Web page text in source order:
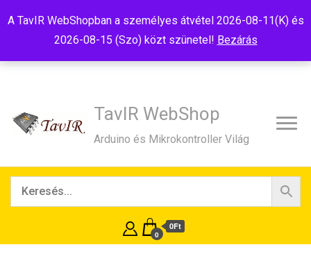
A TavIR WebShopban a személyes átvétel 2026-08-11(K) és
2026-08-15 (Szo) közt szünetel! Bezárás
TavIR WebShop
Arduino és Mikrokontroller Világ
0
0Ft